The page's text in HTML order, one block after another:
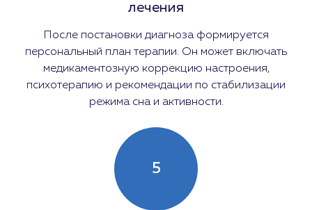
лечения
После постановки диагноза формируется
персональный план терапии. Он может включать
медикаментозную коррекцию настроения,
психотерапию и рекомендации по стабилизации
режима сна и активности.
5